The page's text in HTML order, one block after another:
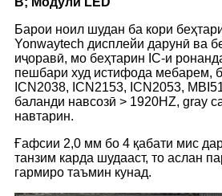
Барои ноил шудан ба кори
Yonwaytech дисплейи дарунӣ ва
иҷоравӣ, мо беҳтарин IC-и
пешбари худ истифода мебарем,
ICN2038, ICN2153, ICN2053,
баланди навсозӣ > 1920HZ, gray
навтарин.
Ғафсии 2,0 мм бо 4 қабати мис
танзим карда шудааст, то аслан
гармиро таъмин кунад.